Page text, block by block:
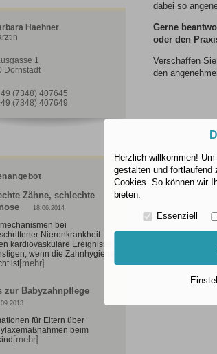
Haehner
1
Dornstadt
(7348) 407645
(7348) 407649
Zähne, schlechte
18.06.2014
bei
Nierenkrankheit
kardiovaskuläre Ereignisse
wenn die Zahnhygiene
ist[mehr]
zur Babyzahnpflege
für Eltern über
beim
[mehr]
dabei so
Gerne
oder den
Verschaffen
den
Herzlich willkommen!
gestalten und fortlaufend
Cookies. So können wir
bieten.
Essenziell